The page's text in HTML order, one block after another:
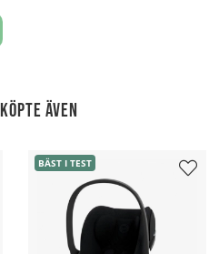
även
BÄST I TEST